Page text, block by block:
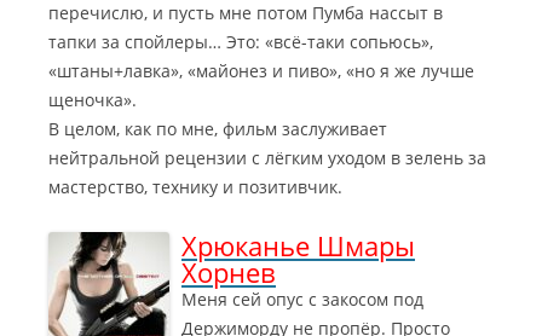
перечислю, и пусть мне потом Пумба нассыт в
тапки за спойлеры… Это: «всё-таки сопьюсь»,
«штаны+лавка», «майонез и пиво», «но я же лучше
щеночка».
В целом, как по мне, фильм заслуживает
нейтральной рецензии с лёгким уходом в зелень за
мастерство, технику и позитивчик.
Хрюканье Шмары
Хорнев
Меня сей опус с закосом под
Держиморду не пропёр. Просто